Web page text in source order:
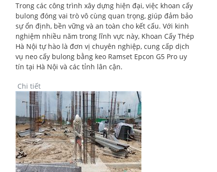
Trong các công trình xây dựng hiện đại, việc khoan cấy
bulong đóng vai trò vô cùng quan trọng, giúp đảm bảo
sự ổn định, bền vững và an toàn cho kết cấu. Với kinh
nghiệm nhiều năm trong lĩnh vực này, Khoan Cấy Thép
Hà Nội tự hào là đơn vị chuyên nghiệp, cung cấp dịch
vụ neo cấy bulong bằng keo Ramset Epcon G5 Pro uy
tín tại Hà Nội và các tỉnh lân cận.
Chi tiết